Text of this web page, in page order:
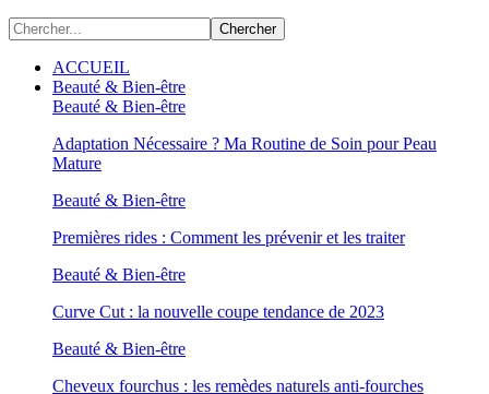
ACCUEIL
Beauté & Bien-être
Beauté & Bien-être
Adaptation Nécessaire ? Ma Routine de Soin pour Peau
Mature
Beauté & Bien-être
Premières rides : Comment les prévenir et les traiter
Beauté & Bien-être
Curve Cut : la nouvelle coupe tendance de 2023
Beauté & Bien-être
Cheveux fourchus : les remèdes naturels anti-fourches